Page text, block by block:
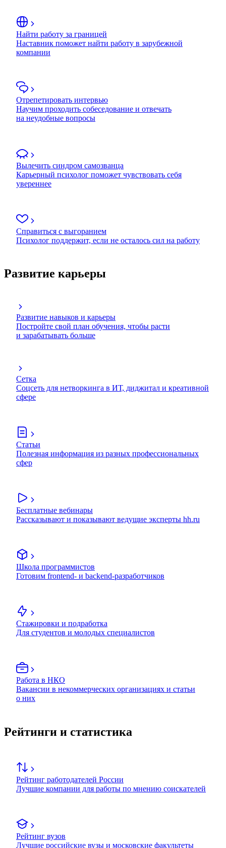
Найти работу за границей
Наставник поможет найти работу в зарубежной
компании
Отрепетировать интервью
Научим проходить собеседование и отвечать
на неудобные вопросы
Вылечить синдром самозванца
Карьерный психолог поможет чувствовать себя
увереннее
Справиться с выгоранием
Психолог поддержит, если не осталось сил на работу
Развитие карьеры
Развитие навыков и карьеры
Постройте свой план обучения, чтобы расти
и зарабатывать больше
Сетка
Соцсеть для нетворкинга в ИТ, диджитал и креативной
сфере
Статьи
Полезная информация из разных профессиональных
сфер
Бесплатные вебинары
Рассказывают и показывают ведущие эксперты hh.ru
Школа программистов
Готовим frontend- и backend-разработчиков
Стажировки и подработка
Для студентов и молодых специалистов
Работа в НКО
Вакансии в некоммерческих организациях и статьи
о них
Рейтинги и статистика
Рейтинг работодателей России
Лучшие компании для работы по мнению соискателей
Рейтинг вузов
Лучшие российские вузы и московские факультеты